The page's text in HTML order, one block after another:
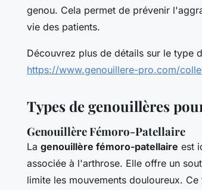
genou. Cela permet de prévenir
vie des patients.
Découvrez plus de détails sur le type
https://www.genouillere-pro.com/
Types de genouillères
Genouillère Fémoro-Patellaire
La genouillère fémoro-patellaire est
associée à l'arthrose. Elle offre un
limite les mouvements douloureux.